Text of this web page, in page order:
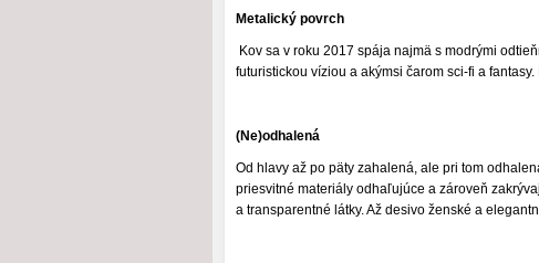
Metalický povrch
Kov sa v roku 2017 spája najmä s modrými
futuristickou víziou a akýmsi čarom sci-fi a
(Ne)odhalená
Od hlavy až po päty zahalená, ale pri tom
priesvitné materiály odhaľujúce a zároveň
a transparentné látky. Až desivo ženské a